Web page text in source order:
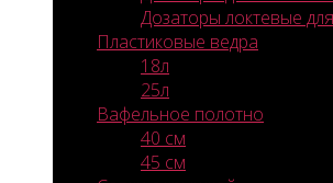
Дозаторы локтевые
Пластиковые ведра
18л
25л
Вафельное полотно
40 см
45 см